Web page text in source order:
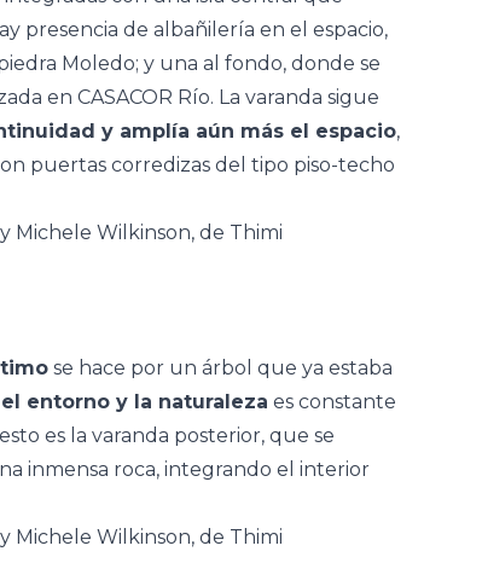
presencia de albañilería en el espacio,
Moledo; y una al fondo, donde se
en CASACOR Río. La varanda sigue
y amplía aún más el espacio,
puertas corredizas del tipo piso-techo
se hace por un árbol que ya estaba
entorno y la naturaleza es constante
es la varanda posterior, que se
inmensa roca, integrando el interior